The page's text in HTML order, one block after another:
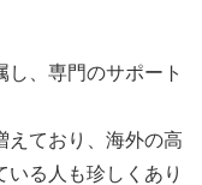
し、専門のサポート
えており、海外の高
る人も珍しくあり